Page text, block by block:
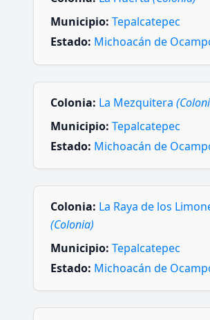
Municipio: Tepalcatepec
Estado: Michoacán de
Colonia: La Mezquitera
Municipio: Tepalcatepec
Estado: Michoacán de
Colonia: La Raya de los
(Colonia)
Municipio: Tepalcatepec
Estado: Michoacán de